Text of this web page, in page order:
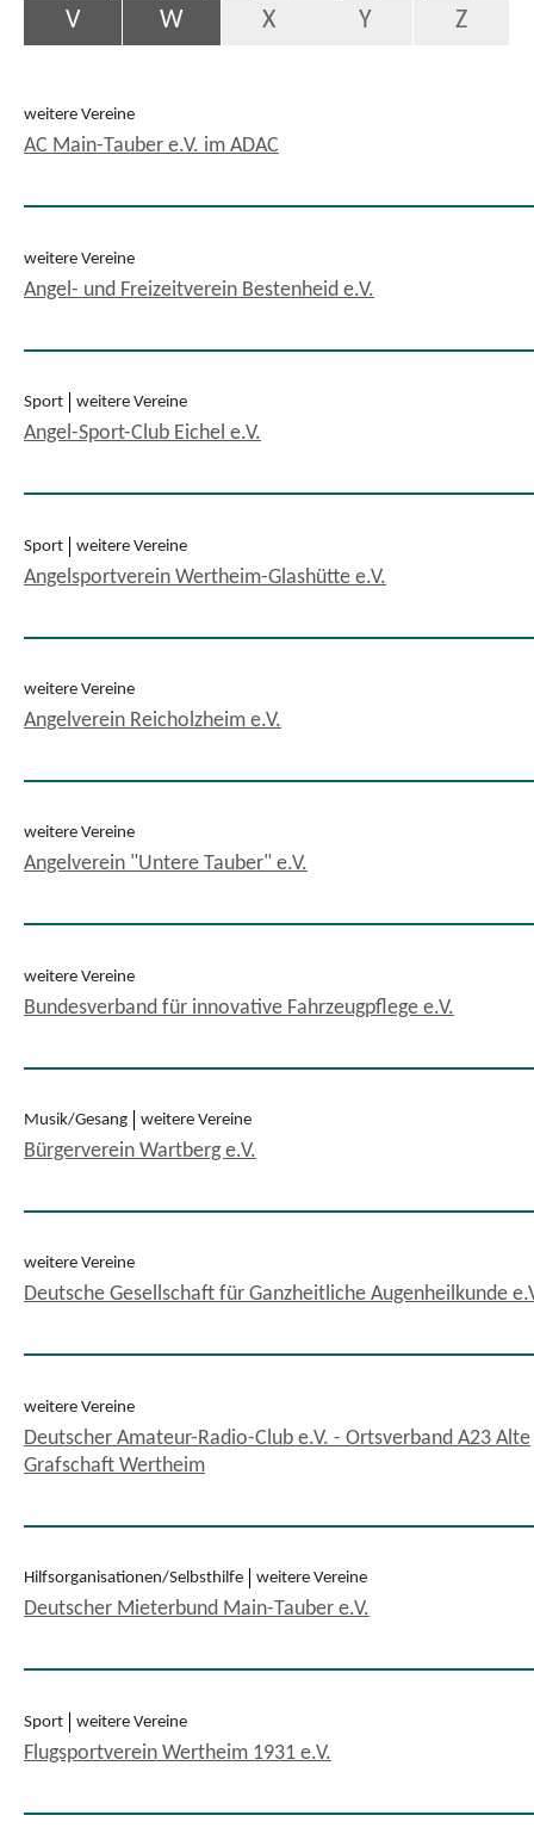
V
W X Y Z
weitere Vereine
AC Main-Tauber e.V. im ADAC
weitere Vereine
Angel- und Freizeitverein Bestenheid e.V.
Sport weitere Vereine
Angel-Sport-Club Eichel e.V.
Sport weitere Vereine
Angelsportverein Wertheim-Glashütte e.V.
weitere Vereine
Angelverein Reicholzheim e.V.
weitere Vereine
Angelverein "Untere Tauber" e.V.
weitere Vereine
Bundesverband für innovative Fahrzeugpflege e.V.
Musik/Gesang weitere Vereine
Bürgerverein Wartberg e.V.
weitere Vereine
Deutsche Gesellschaft für Ganzheitliche Augenheilkunde
weitere Vereine
Deutscher Amateur-Radio-Club e.V. - Ortsverband A23 Alte
Grafschaft Wertheim
Hilfsorganisationen/Selbsthilfe weitere Vereine
Deutscher Mieterbund Main-Tauber e.V.
Sport weitere Vereine
Flugsportverein Wertheim 1931 e.V.